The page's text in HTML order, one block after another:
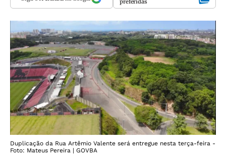
preferidas
Duplicação da Rua Artêmio Valente será entregue nesta terça-feira -
Foto: Mateus Pereira | GOVBA